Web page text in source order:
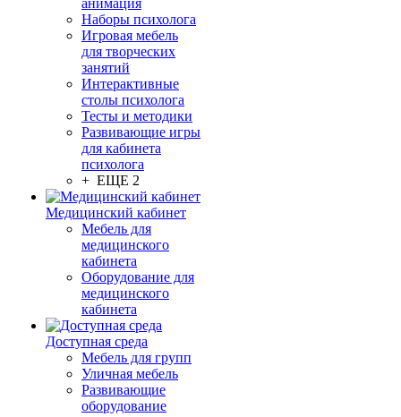
анимация
Наборы психолога
Игровая мебель
для творческих
занятий
Интерактивные
столы психолога
Тесты и методики
Развивающие игры
для кабинета
психолога
+ ЕЩЕ 2
Медицинский кабинет
Мебель для
медицинского
кабинета
Оборудование для
медицинского
кабинета
Доступная среда
Мебель для групп
Уличная мебель
Развивающие
оборудование